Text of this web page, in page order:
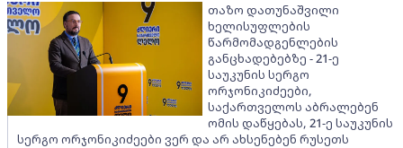
თაზო დათუნაშვილი
ხელისუფლების
წარმომადგენლების
განცხადებებზე - 21-ე
საუკუნის სერგო
ორჯონიკიძეები,
საქართველოს აბრალებენ
ომის დაწყებას, 21-ე საუკუნის
სერგო ორჯონიკიძეები ვერ და არ ახსენებენ რუსეთს